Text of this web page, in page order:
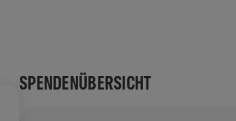
SPENDENÜBERSICHT